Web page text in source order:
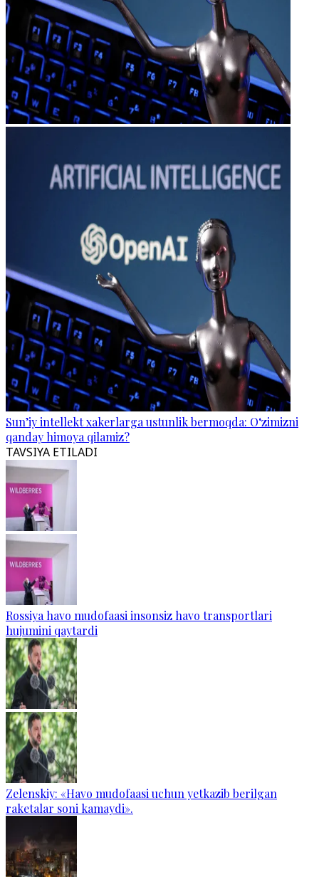
Sun’iy intellekt xakerlarga ustunlik bermoqda: O‘zimizni
qanday himoya qilamiz?
TAVSIYA ETILADI
Rossiya havo mudofaasi insonsiz havo transportlari
hujumini qaytardi
Zelenskiy: «Havo mudofaasi uchun yetkazib berilgan
raketalar soni kamaydi».